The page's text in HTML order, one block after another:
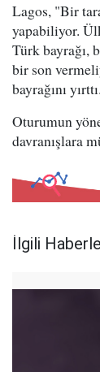
Lagos, "Bir
yapabiliyor.
Türk bayrağı,
bir son
bayrağını yırttı.
Oturumun
davranışlara
İlgili